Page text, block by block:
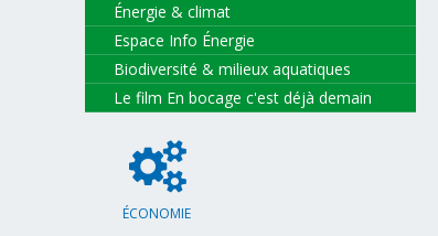
Énergie & climat
Espace Info Énergie
Biodiversité & milieux aquatiques
Le film En bocage c'est déjà demain
ÉCONOMIE